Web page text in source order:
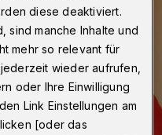
diese deaktiviert.
sind manche Inhalte und
mehr so relevant für
wieder aufrufen,
oder Ihre Einwilligung
Link Einstellungen am
[oder das